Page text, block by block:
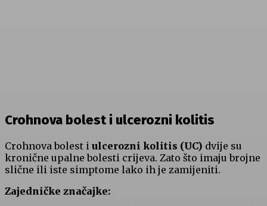
Crohnova bolest i ulcerozni kolitis
Crohnova bolest i ulcerozni kolitis (UC) dvije su
kronične upalne bolesti crijeva. Zato što imaju brojne
slične ili iste simptome lako ih je zamijeniti.
Zajedničke značajke: